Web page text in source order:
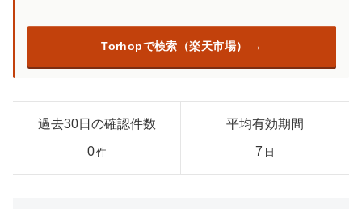
Torhopで検索（楽天市場）
過去30日の確認件数
0件
平均有効期間
7 日